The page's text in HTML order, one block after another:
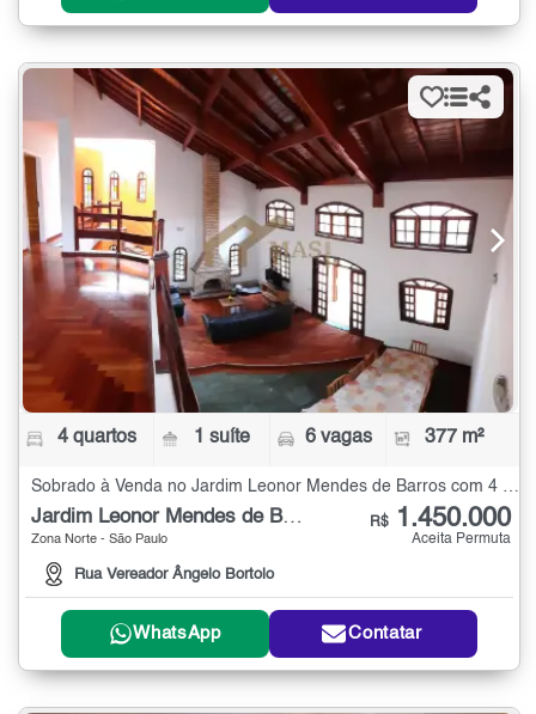
4 quartos 1 suíte 6 vagas 377 m²
Jardim Leonor Mendes de Barros
Zona Norte - São Paulo
Rua Vereador Ângelo Bortolo
R$ 1.450.000
Aceita Permuta
WhatsApp Contatar